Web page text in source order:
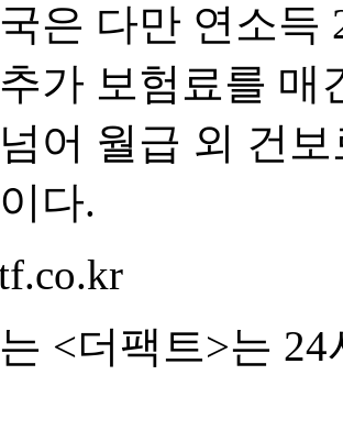
은 다만 연소득
가 보험료를 매
어 월급 외 건
다.
<더팩트>는